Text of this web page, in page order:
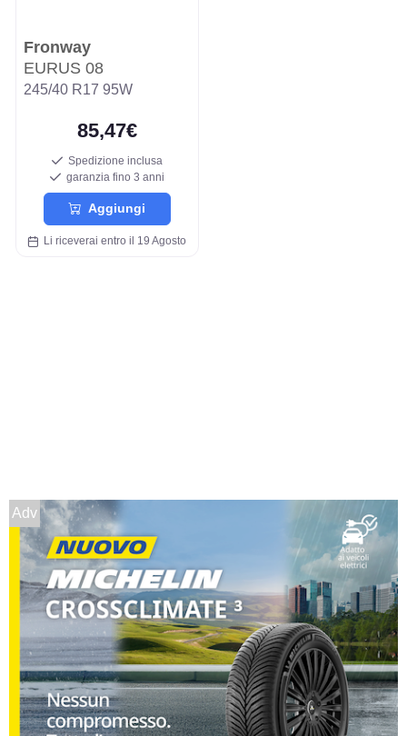
Fronway
EURUS 08
245/40 R17 95W
85,47€
Spedizione inclusa
garanzia fino 3 anni
Aggiungi
Li riceverai entro il 19 Agosto
Adv